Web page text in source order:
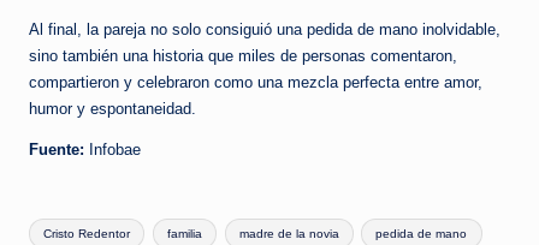
Al final, la pareja no solo consiguió una pedida de mano inolvidable,
sino también una historia que miles de personas comentaron,
compartieron y celebraron como una mezcla perfecta entre amor,
humor y espontaneidad.
Fuente: Infobae
Tags:
Cristo Redentor familia madre de la novia pedida de mano